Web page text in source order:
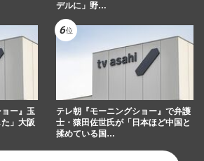
デルに」野…
ー』玉
」大阪
テレ朝『モーニングショー』で弁護
士・猿田佐世氏が「日本ほど中国と
揉めている国…